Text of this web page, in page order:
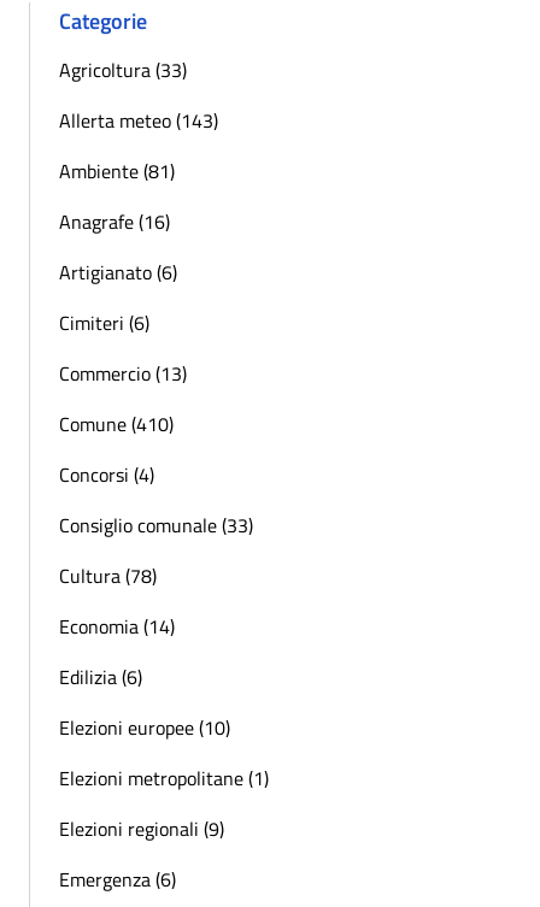
Categorie
Agricoltura (33)
Allerta meteo (143)
Ambiente (81)
Anagrafe (16)
Artigianato (6)
Cimiteri (6)
Commercio (13)
Comune (410)
Concorsi (4)
Consiglio comunale (33)
Cultura (78)
Economia (14)
Edilizia (6)
Elezioni europee (10)
Elezioni metropolitane (1)
Elezioni regionali (9)
Emergenza (6)